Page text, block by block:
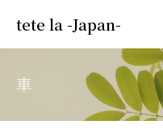
tete la -Japan-
車